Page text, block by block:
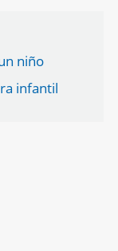
niño
infantil